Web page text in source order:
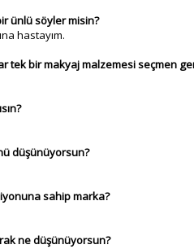
ünlü söyler misin?
hastayım.
tek bir makyaj malzemesi seçmen
düşünüyorsun?
sahip marka?
ne düşünüyorsun?